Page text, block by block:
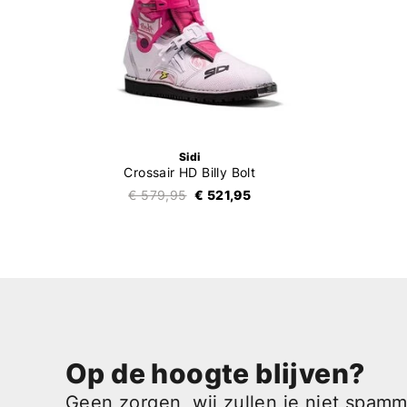
Sidi
Crossair HD Billy Bolt
€ 579,95 € 521,95
Op de hoogte blijven?
Geen zorgen, wij zullen je niet